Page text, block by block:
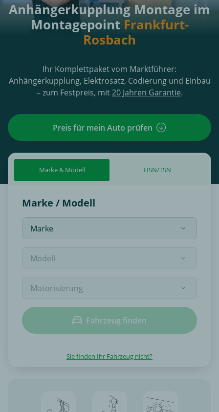
Anhängerkupplung Montage im
Montagepoint Frankfurt-
Rosbach
Ihr Komplettpaket vom Marktführer:
Anhängerkupplung, Elektrosatz, Codierung und Einbau
– zum Festpreis, mit20 Jahren Garantie.
Preis für mein Auto prüfen
Marke & Modell HSN/TSN
Marke / Modell
Fahrzeug finden
Sie finden Ihr Fahrzeug nicht?